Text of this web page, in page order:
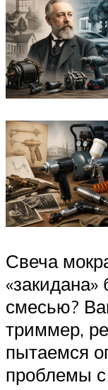
Свеча
смесью?
триммер,
пытаемся
проблемы с